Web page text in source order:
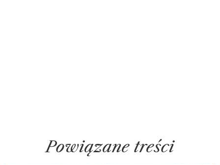
Powiązane treści